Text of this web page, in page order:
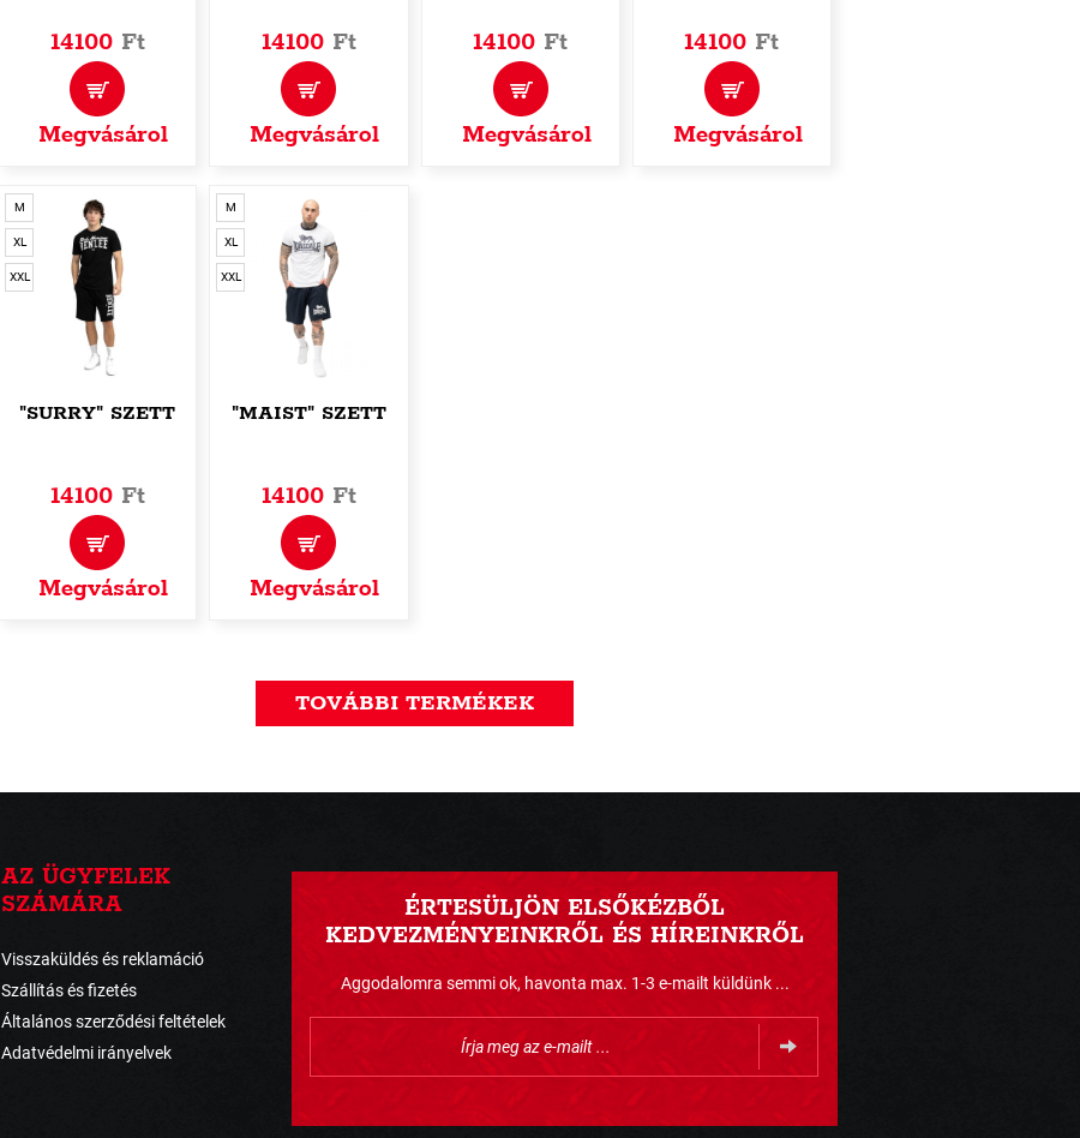
14100 Ft
Megvásárol
14100 Ft
Megvásárol
14100 Ft
Megvásárol
14100 Ft
Megvásárol
M
XL
XXL
"SURRY" SZETT
14100 Ft
Megvásárol
M
XL
XXL
"MAIST" SZETT
14100 Ft
Megvásárol
TOVÁBBI TERMÉKEK
AZ ÜGYFELEK
SZÁMÁRA
Visszaküldés és reklamáció
Szállítás és fizetés
Általános szerződési feltételek
Adatvédelmi irányelvek
ÉRTESÜLJÖN ELSŐKÉZBŐL
KEDVEZMÉNYEINKRŐL ÉS HÍREINKRŐL
Aggodalomra semmi ok, havonta max. 1-3 e-mailt küldünk ...